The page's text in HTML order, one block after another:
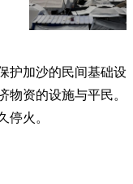
护加沙的民间基础设
物资的设施与平民。
停火。